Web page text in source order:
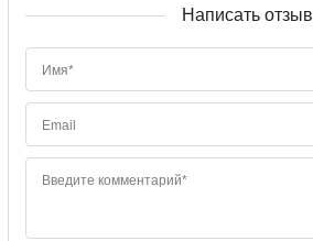
Написать отзыв
Имя*
Email
Введите комментарий*